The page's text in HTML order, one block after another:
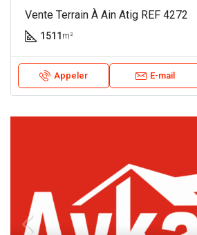
Vente Terrain À Ain Atig REF 4272
1511 m²
Appeler E-mail